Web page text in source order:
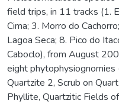
field trips, in 11 tracks (1.
Cima; 3. Morro do
Lagoa Seca; 8. Pico do
Caboclo), from August
eight phytophysiognomies
Quartzite 2, Scrub on
Phyllite, Quartzitic Fields